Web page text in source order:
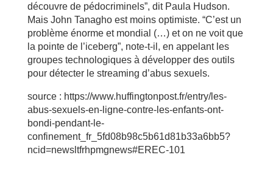
découvre de pédocriminels”, dit Paula Hudson.
Mais John Tanagho est moins optimiste. “C’est un
problème énorme et mondial (…) et on ne voit que
la pointe de l’iceberg”, note-t-il, en appelant les
groupes technologiques à développer des outils
pour détecter le streaming d’abus sexuels.
source : https://www.huffingtonpost.fr/entry/les-
abus-sexuels-en-ligne-contre-les-enfants-ont-
bondi-pendant-le-
confinement_fr_5fd08b98c5b61d81b33a6bb5?
ncid=newsltfrhpmgnews#EREC-101